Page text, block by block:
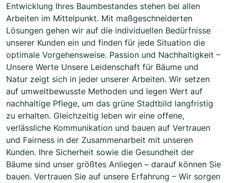
Entwicklung Ihres Baumbestandes stehen bei allen
Arbeiten im Mittelpunkt. Mit maßgeschneiderten
Lösungen gehen wir auf die individuellen Bedürfnisse
unserer Kunden ein und finden für jede Situation die
optimale Vorgehensweise. Passion und Nachhaltigkeit –
Unsere Werte Unsere Leidenschaft für Bäume und
Natur zeigt sich in jeder unserer Arbeiten. Wir setzen
auf umweltbewusste Methoden und legen Wert auf
nachhaltige Pflege, um das grüne Stadtbild langfristig
zu erhalten. Gleichzeitig leben wir eine offene,
verlässliche Kommunikation und bauen auf Vertrauen
und Fairness in der Zusammenarbeit mit unseren
Kunden. Ihre Sicherheit sowie die Gesundheit der
Bäume sind unser größtes Anliegen – darauf können Sie
bauen. Vertrauen Sie auf unsere Erfahrung – Wir sorgen